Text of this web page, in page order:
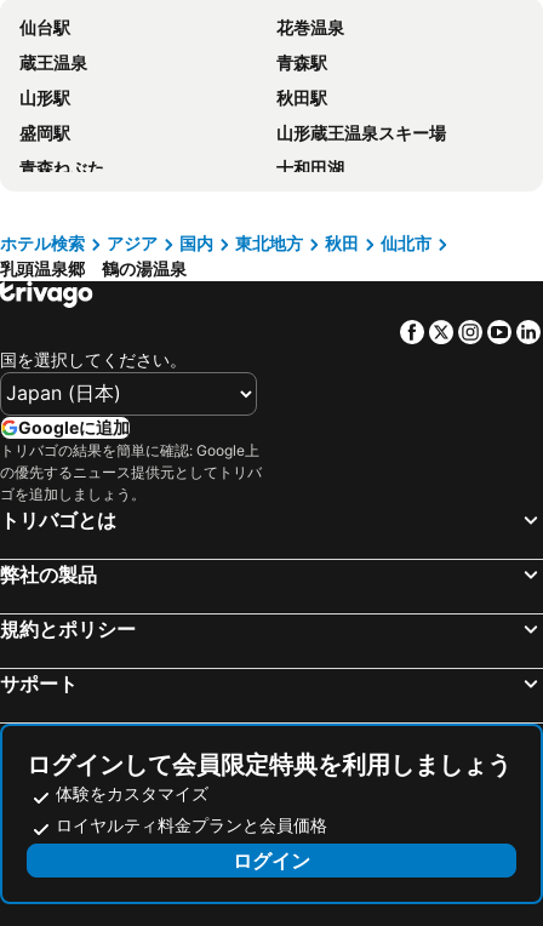
Livemax Resort Hachimantai
仙台駅
花巻温泉
蔵王温泉
青森駅
山形駅
秋田駅
盛岡駅
山形蔵王温泉スキー場
青森ねぶた
十和田湖
八戸駅
平泉
乳頭温泉郷 大釜温泉
仙台サンプラザホール
鳴子温泉
秋保大滝
夢メッセみやぎ
たざわ湖スキー場
秋田空港
乳頭温泉郷 休暇村
新庄駅
作並温泉
八戸市公会堂
楽天koboスタジアム宮城
かみのやま温泉
盛岡城跡公園
いわて花巻空港
庄内空港
弘前市民会館
サンフェスタ
山形空港
湯野浜温泉
網張温泉スキー場
乳頭温泉郷 蟹場温泉
乳頭温泉郷 孫六温泉
ホテル検索 アジア 国内 東北地方 秋田
仙北市
乳頭温泉郷 鶴の湯温泉
Facebook
Twitter
国を選択してください。
Googleに追加
トリバゴの結果を簡単に確認: Google上
の優先するニュース提供元としてトリバ
ゴを追加しましょう。
トリバゴとは
弊社の製品
規約とポリシー
サポート
ログインして会員限定特典を利用しましょう
体験をカスタマイズ
ロイヤルティ料金プランと会員価格
ログイン